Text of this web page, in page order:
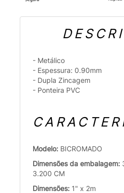
- Metálico
- Espessura: 0.90mm
- Dupla Zincagem
- Ponteira PVC
Modelo: BICROMADO
Dimensões da embalagem:
3.200 CM
Dimensões: 1" x 2m